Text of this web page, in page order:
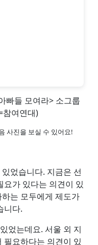
빠들 모여라> 소그룹
참여연대)
사진을 보실 수 있어요!
었습니다. 지금은 선
가 있다는 의견이 있
는 모두에게 제도가
니다.
었는데요. 서울 외 지
필요하다는 의견이 있